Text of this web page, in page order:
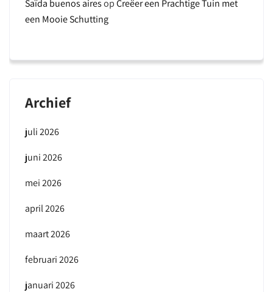
Saïda buenos airesopCreëer een Prachtige Tuin met
een Mooie Schutting
Archief
juli 2026
juni 2026
mei 2026
april 2026
maart 2026
februari 2026
januari 2026